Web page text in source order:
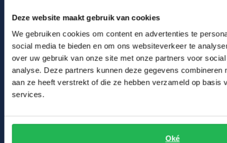
Deze website maakt gebruik van cookies
We gebruiken cookies om content en advertenties te
social media te bieden en om ons websiteverkeer te
over uw gebruik van onze site met onze partners voor
analyse. Deze partners kunnen deze gegevens combineren
aan ze heeft verstrekt of die ze hebben verzameld op basis
services.
Oké
Slater
State of Art
Superdry
Tenson
Klantenservice
Actievoorwaarden
Winkel
Winkel & Openingstijden
Contact
Bert Schrier Herenmode